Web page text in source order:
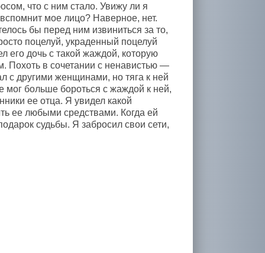
что с ним стало. Увижу ли я
мое лицо? Наверное, нет.
бы перед ним извиниться за то,
поцелуй, украденный поцелуй
его дочь с такой жаждой, которую
Похоть в сочетании с ненавистью —
с другими женщинами, но тяга к ней
мог больше бороться с жаждой к ней,
ее отца. Я увидел какой
ее любыми средствами. Когда ей
судьбы. Я забросил свои сети,